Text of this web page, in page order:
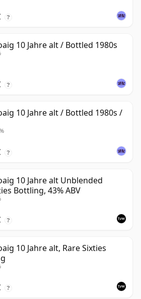
?
10 Jahre alt / Bottled 1980s
?
10 Jahre alt / Bottled 1980s /
?
10 Jahre alt Unblended
Bottling, 43% ABV
?
10 Jahre alt, Rare Sixties
?